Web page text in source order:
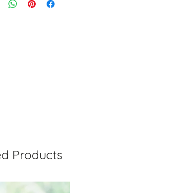
with
Products